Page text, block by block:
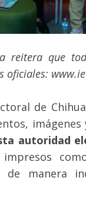
reitera que
oficiales:
de
imágenes
autoridad
impresos
de manera